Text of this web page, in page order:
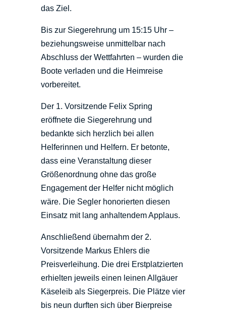
das Ziel.
Bis zur Siegerehrung um 15:15 Uhr –
beziehungsweise unmittelbar nach
Abschluss der Wettfahrten – wurden die
Boote verladen und die Heimreise
vorbereitet.
Der 1. Vorsitzende Felix Spring
eröffnete die Siegerehrung und
bedankte sich herzlich bei allen
Helferinnen und Helfern. Er betonte,
dass eine Veranstaltung dieser
Größenordnung ohne das große
Engagement der Helfer nicht möglich
wäre. Die Segler honorierten diesen
Einsatz mit lang anhaltendem Applaus.
Anschließend übernahm der 2.
Vorsitzende Markus Ehlers die
Preisverleihung. Die drei Erstplatzierten
erhielten jeweils einen leinen Allgäuer
Käseleib als Siegerpreis. Die Plätze vier
bis neun durften sich über Bierpreise